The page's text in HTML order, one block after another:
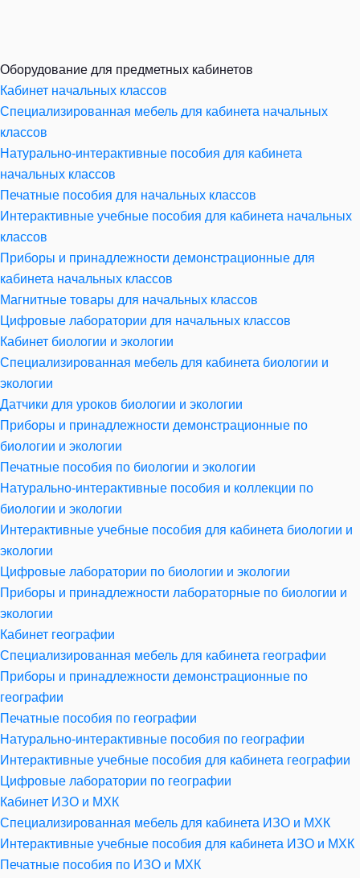
Оборудование для предметных кабинетов
Кабинет начальных классов
Специализированная мебель для кабинета начальных
классов
Натурально-интерактивные пособия для кабинета
начальных классов
Печатные пособия для начальных классов
Интерактивные учебные пособия для кабинета начальных
классов
Приборы и принадлежности демонстрационные для
кабинета начальных классов
Магнитные товары для начальных классов
Цифровые лаборатории для начальных классов
Кабинет биологии и экологии
Специализированная мебель для кабинета биологии и
экологии
Датчики для уроков биологии и экологии
Приборы и принадлежности демонстрационные по
биологии и экологии
Печатные пособия по биологии и экологии
Натурально-интерактивные пособия и коллекции по
биологии и экологии
Интерактивные учебные пособия для кабинета биологии и
экологии
Цифровые лаборатории по биологии и экологии
Приборы и принадлежности лабораторные по биологии и
экологии
Кабинет географии
Специализированная мебель для кабинета географии
Приборы и принадлежности демонстрационные по
географии
Печатные пособия по географии
Натурально-интерактивные пособия по географии
Интерактивные учебные пособия для кабинета географии
Цифровые лаборатории по географии
Кабинет ИЗО и МХК
Специализированная мебель для кабинета ИЗО и МХК
Интерактивные учебные пособия для кабинета ИЗО и МХК
Печатные пособия по ИЗО и МХК